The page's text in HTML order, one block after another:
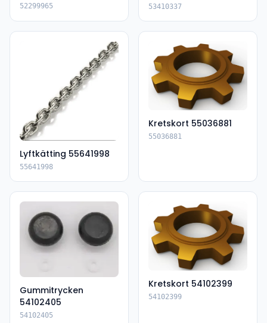
52299965 53410337
Lyftkätting 55641998
55641998
Kretskort 55036881
55036881
Gummitrycken
54102405
54102405
Kretskort 54102399
54102399